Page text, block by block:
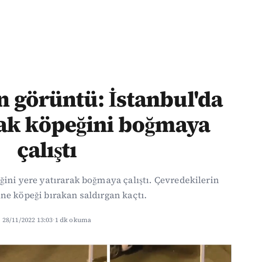
görüntü: İstanbul'da
köpeğini boğmaya
çalıştı
yere yatırarak boğmaya çalıştı. Çevredekilerin
köpeği bırakan saldırgan kaçtı.
28/11/2022 13:03·1 dk okuma